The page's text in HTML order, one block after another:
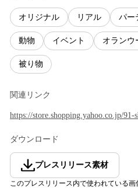
オリジナル リアル パー
動物 イベント オランウ
被り物
関連リンク
https://store.shopping.yahoo.co.jp/91-
ダウンロード
プレスリリース素材
このプレスリリース内で使われている